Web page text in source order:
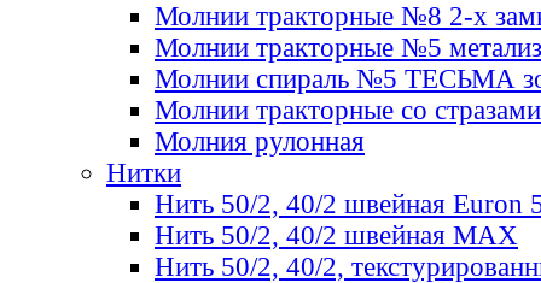
Молнии тракторные №8 2-х
Молнии тракторные №5
Молнии спираль №5 ТЕСЬМА
Молнии тракторные со стразами
Молния рулонная
Нитки
Нить 50/2, 40/2 швейная Euron
Нить 50/2, 40/2 швейная МАХ
Нить 50/2, 40/2,